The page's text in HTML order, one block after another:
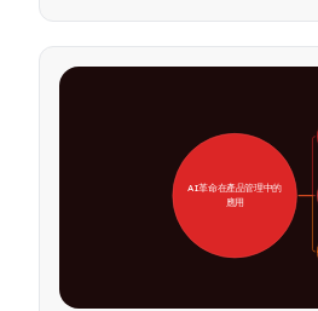
AI革命在產品管理中的
應用